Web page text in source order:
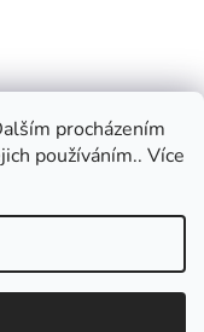
procházením
používáním.. Více
vyhrazena.Upravit